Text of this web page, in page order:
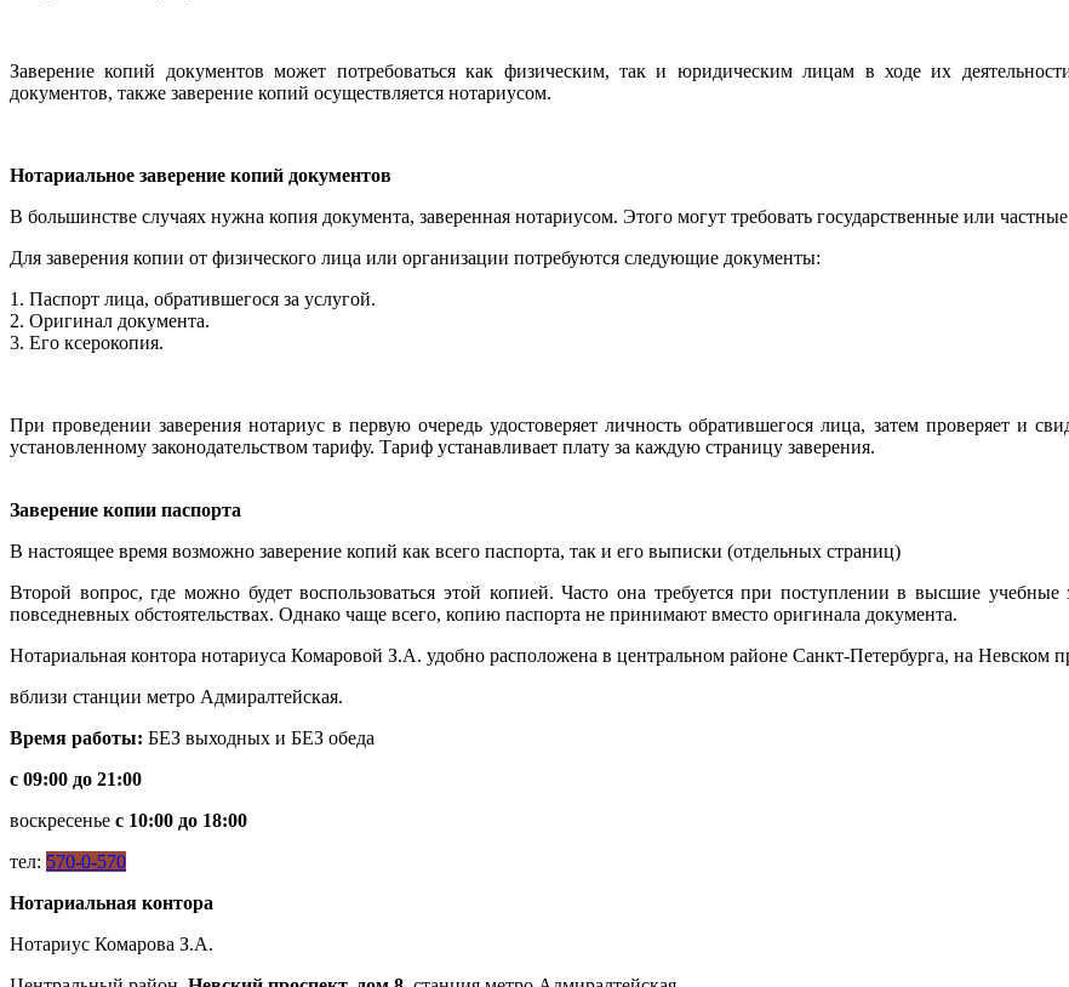
Заверение копий документов может потребоваться как физическим, так и юридическим лицам в ходе их
документов, также заверение копий осуществляется нотариусом.
Нотариальное заверение копий документов
В большинстве случаях нужна копия документа, заверенная нотариусом. Этого могут требовать государственные или
Для заверения копии от физического лица или организации потребуются следующие документы:
1. Паспорт лица, обратившегося за услугой.
2. Оригинал документа.
3. Его ксерокопия.
При проведении заверения нотариус в первую очередь удостоверяет личность обратившегося лица, затем проверяет и
установленному законодательством тарифу. Тариф устанавливает плату за каждую страницу заверения.
Заверение копии паспорта
В настоящее время возможно заверение копий как всего паспорта, так и его выписки (отдельных страниц)
Второй вопрос, где можно будет воспользоваться этой копией. Часто она требуется при поступлении в высшие учебные
повседневных обстоятельствах. Однако чаще всего, копию паспорта не принимают вместо оригинала документа.
Нотариальная контора нотариуса Комаровой З.А. удобно расположена в центральном районе Санкт-Петербурга, на Невском
вблизи станции метро Адмиралтейская.
Время работы: БЕЗ выходных и БЕЗ обеда
с 09:00 до 21:00
воскресенье с 10:00 до 18:00
тел: 570-0-570
Нотариальная контора
Нотариус Комарова З.А.